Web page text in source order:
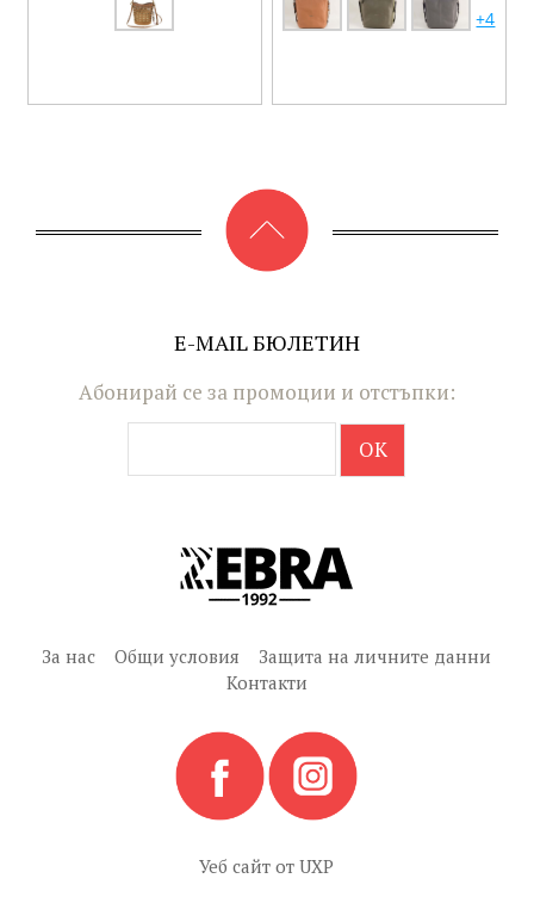
+4
E-MAIL БЮЛЕТИН
Абонирай се за промоции и отстъпки:
За нас Общи условия
Защита на личните данни
Контакти
Уеб сайт отUXP